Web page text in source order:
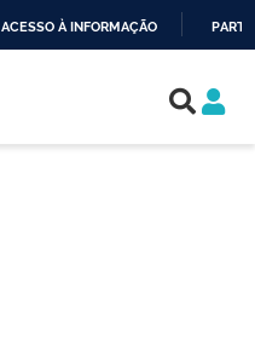
ACESSO À INFORMAÇÃO